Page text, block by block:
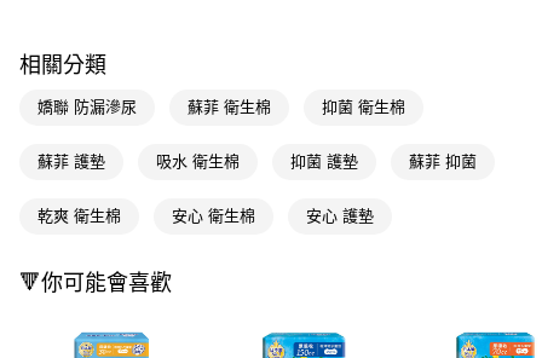
１．簡單：不需註冊會員、不需綁卡、不需儲值。
３．安心：先確認商品／服務後，再付款。
【「AFTEE先享後付」結帳流程】
１．於結帳方式選擇「AFTEE先享後付」後，將跳轉至「AFTEE先享後付」
２．訂單成立數日內，您將收到繳費通知簡訊。
※ 請注意：結帳手續完成當下不需立刻繳費，但若您需要取消訂單，請聯絡
※ 交易是否成功請以「AFTEE先享後付 」之結帳頁面顯示為準，若有關於
運送方式
全家取貨付款
每筆NT$65，滿NT$390(含以上)免運費
萊爾富取貨付款
付款後萊爾富取貨
相關分類
嬌聯 防漏滲尿 蘇菲 衛生棉 抑菌 衛生棉
蘇菲 護墊 吸水 衛生棉 抑菌 護墊 蘇菲 抑菌
乾爽 衛生棉 安心 衛生棉 安心 護墊
🔻你可能會喜歡